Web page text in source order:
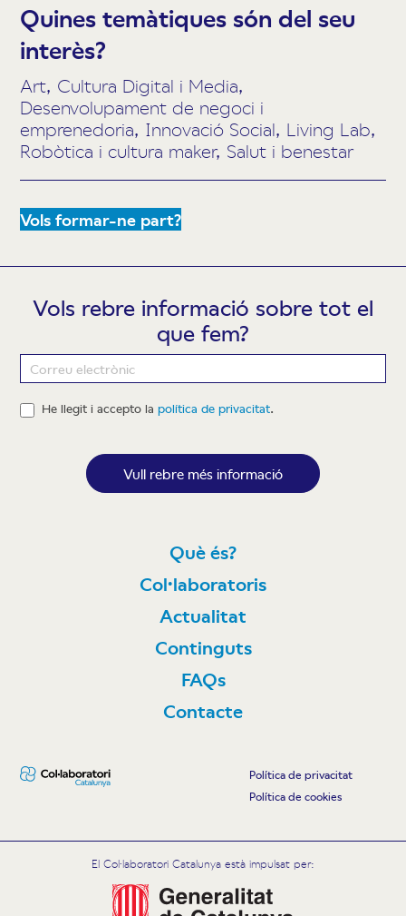
Quines temàtiques són del seu
interès?
Art, Cultura Digital i Media,
Desenvolupament de negoci i
emprenedoria, Innovació Social, Living Lab,
Robòtica i cultura maker, Salut i benestar
Vols formar-ne part?
Vols rebre informació sobre tot el
que fem?
Newsletter
He llegit i accepto lapolítica de privacitat.
Vull rebre més informació
Què és?
Col·laboratoris
Actualitat
Continguts
FAQs
Contacte
Política de privacitat
Política de cookies
El Col·laboratori Catalunya està impulsat per: